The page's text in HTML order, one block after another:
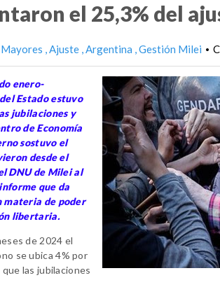
el 25,3% del
Ajuste Argentina Gestión Milei •
enero-
Estado estuvo
jubilaciones y
de Economía
sostuvo el
desde el
DNU de Milei al
que da
materia de poder
libertaria.
de 2024 el
se ubica 4% por
las jubilaciones